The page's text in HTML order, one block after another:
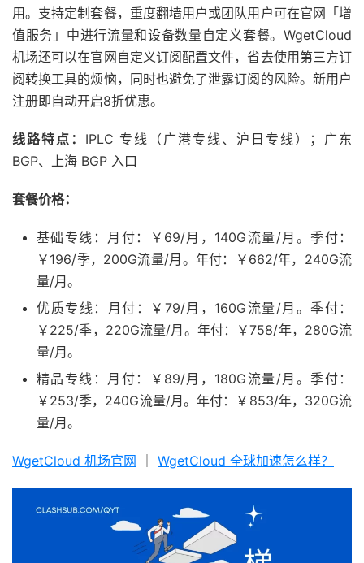
用。支持定制套餐，重度翻墙用户或团队用户可在官网「增
值服务」中进行流量和设备数量自定义套餐。WgetCloud
机场还可以在官网自定义订阅配置文件，省去使用第三方订
阅转换工具的烦恼，同时也避免了泄露订阅的风险。新用户
注册即自动开启8折优惠。
线路特点： IPLC 专线（广港专线、沪日专线）；广东
BGP、上海 BGP 入口
套餐价格：
基础专线：月付：￥69/月，140G流量/月。季付：
￥196/季，200G流量/月。年付：￥662/年，240G流
量/月。
优质专线：月付：￥79/月，160G流量/月。季付：
￥225/季，220G流量/月。年付：￥758/年，280G流
量/月。
精品专线：月付：￥89/月，180G流量/月。季付：
￥253/季，240G流量/月。年付：￥853/年，320G流
量/月。
WgetCloud 机场官网 WgetCloud 全球加速怎么样？